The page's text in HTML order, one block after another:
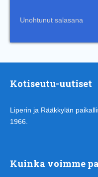
Unohtunut salasana
Kotiseutu-uutiset
Liperin ja Rääkkylän
1966.
Kuinka voimme